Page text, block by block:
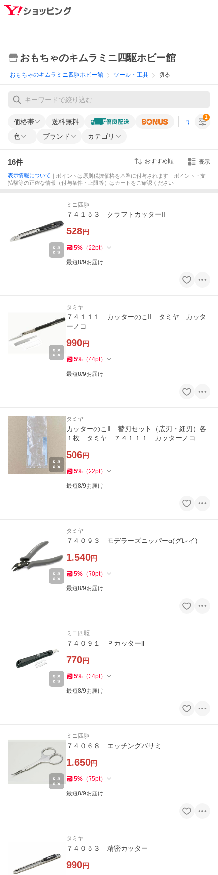
おもちゃのキムラミニ四駆ホビー館
おもちゃのキムラミニ四駆ホビー館 ツール・工具 切る
価格帯 送料無料 すべての条
色 ブランド カテゴリ
1
16件 おすすめ順 表示
表示情報について ｜ポイントは原則税抜価格を基準に付与されます｜ポイント・支
払額等の正確な情報（付与条件・上限等）はカートをご確認ください
ミニ四駆
７４１５３ クラフトカッターII
528円
5% （22pt）
最短8/9お届け
タミヤ
７４１１１ カッターのこII タミヤ カッタ
ーノコ
990円
5% （44pt）
最短8/9お届け
タミヤ
カッターのこII 替刃セット（広刃・細刃）各
１枚 タミヤ ７４１１１ カッターノコ
506円
5% （22pt）
最短8/9お届け
タミヤ
７４０９３ モデラーズニッパーα(グレイ)
1,540円
5% （70pt）
最短8/9お届け
ミニ四駆
７４０９１ Ｐカッターll
770円
5% （34pt）
最短8/9お届け
ミニ四駆
７４０６８ エッチングバサミ
1,650円
5% （75pt）
最短8/9お届け
タミヤ
７４０５３ 精密カッター
990円